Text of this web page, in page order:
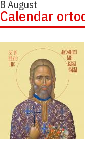
8 August
Calendar